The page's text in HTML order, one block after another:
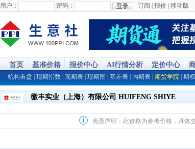
用户： 密码： 订阅 报价 移动版
首页 基准价格 报价中心 AI行情分析 定价中心
机构看盘 现期指数 现期表 现期图 基差表 内期表 期货学院 期
徽丰实业（上海）有限公司 HUIFENG SHIYE
免责声明：此价格为参考价格，具体